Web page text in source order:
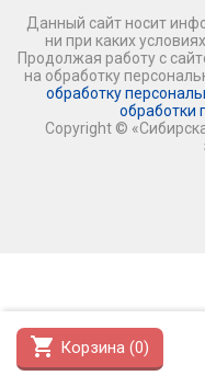
shopping_cart Корзина (0)
Данный сайт носит
ни при каких
Продолжая работу с
на обработку
обработку
обработки
Copyright ©